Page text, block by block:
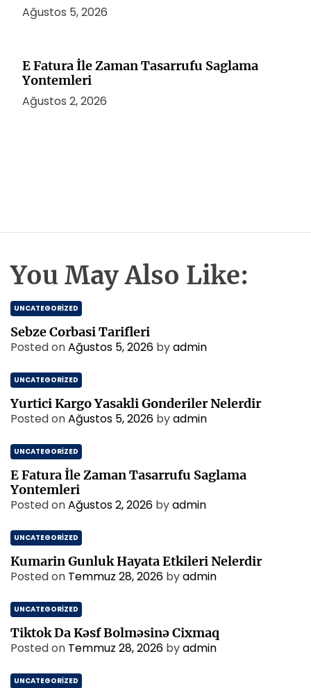
Ağustos 5, 2026
E Fatura İle Zaman Tasarrufu Saglama
Yontemleri
Ağustos 2, 2026
You May Also Like:
UNCATEGORIZED
Sebze Corbasi Tarifleri
Posted onAğustos 5, 2026 byadmin
UNCATEGORIZED
Yurtici Kargo Yasakli Gonderiler Nelerdir
Posted onAğustos 5, 2026 byadmin
UNCATEGORIZED
E Fatura İle Zaman Tasarrufu Saglama
Yontemleri
Posted onAğustos 2, 2026 byadmin
UNCATEGORIZED
Kumarin Gunluk Hayata Etkileri Nelerdir
Posted on Temmuz 28, 2026 byadmin
UNCATEGORIZED
Tiktok Da Kəsf Bolməsinə Cixmaq
Posted on Temmuz 28, 2026 byadmin
UNCATEGORIZED